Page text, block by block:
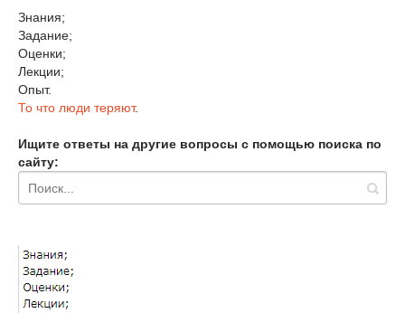
Знания;
Задание;
Оценки;
Лекции;
Опыт.
То что люди теряют.
Ищите ответы на другие вопросы с помощью поиска по
сайту: